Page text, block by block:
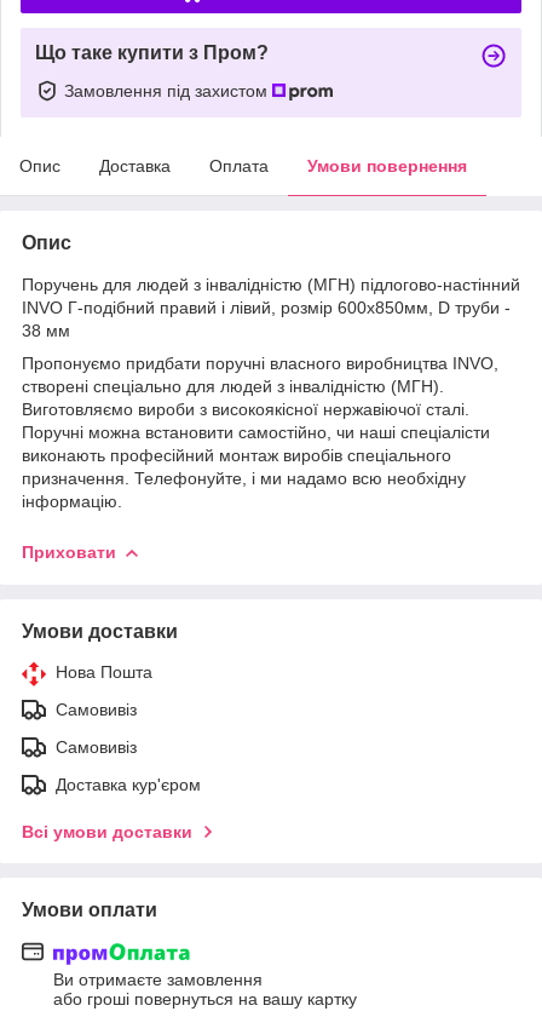
Що таке купити з Пром?
Замовлення під захистом
Опис Доставка Оплата Умови повернення
Опис
Поручень для людей з інвалідністю (МГН) підлогово-настінний
INVO Г-подібний правий і лівий, розмір 600х850мм, D труби -
38 мм
Пропонуємо придбати поручні власного виробництва INVO,
створені спеціально для людей з інвалідністю (МГН).
Виготовляємо вироби з високоякісної нержавіючої сталі.
Поручні можна встановити самостійно, чи наші спеціалісти
виконають професійний монтаж виробів спеціального
призначення. Телефонуйте, і ми надамо всю необхідну
інформацію.
Приховати
Умови доставки
Нова Пошта
Самовивіз
Самовивіз
Доставка кур'єром
Всі умови доставки
Умови оплати
Ви отримаєте замовлення
або гроші повернуться на вашу картку